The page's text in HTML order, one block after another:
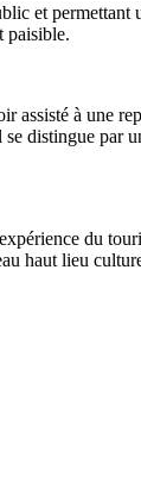
et
paisible.
à une
distingue par
du
haut lieu